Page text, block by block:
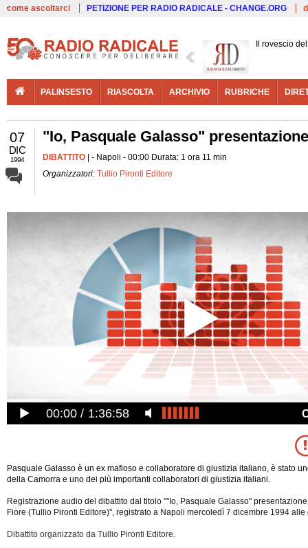
come ascoltarci PETIZIONE PER RADIO RADICALE - CHANGE.ORG
Il rovescio
PALINSESTO RIASCOLTA ARCHIVIO RUBRICHE
07
DIC
1994
"Io, Pasquale Galasso"
DIBATTITO | - Napoli - 00:00 Durata: 1 ora 11 min
Organizzatori: Tullio Pironti Editore
00:00 1:36:58
Pasquale Galasso è un ex mafioso e collaboratore di giustizia italiano, è stato
della Camorra e uno dei più importanti collaboratori di giustizia italiani.
Registrazione audio del dibattito dal titolo ""Io, Pasquale Galasso"
Fiore (Tullio Pironti Editore)", registrato a Napoli mercoledì 7 dicembre 1994 alle
Dibattito organizzato da Tullio Pironti Editore.